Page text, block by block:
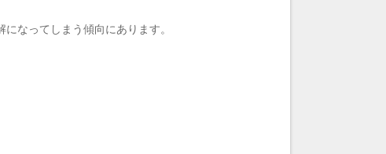
なってしまう傾向にあります。